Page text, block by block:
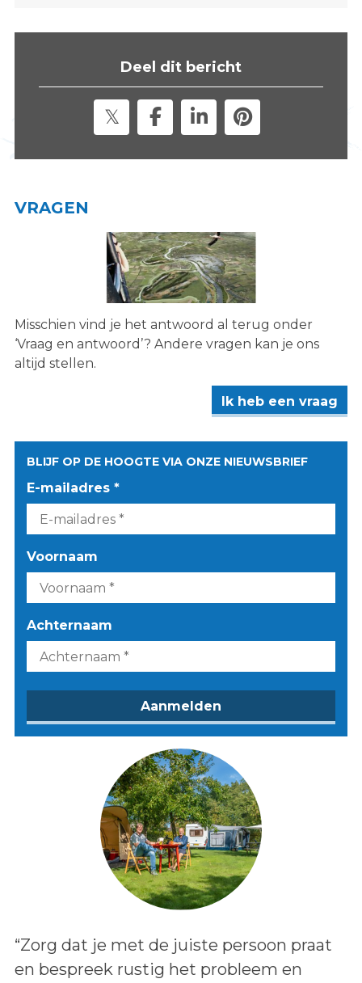
i
Deel dit bericht
VRAGEN
Misschien vind je het antwoord al terug onder
‘Vraag en antwoord’? Andere vragen kan je ons
altijd stellen.
Ik heb een vraag
BLIJF OP DE HOOGTE VIA ONZE NIEUWSBRIEF
E-mailadres *
Voornaam
Achternaam
Lees het bericht:
“Zorg dat je met de juiste persoon praat
en bespreek rustig het probleem en